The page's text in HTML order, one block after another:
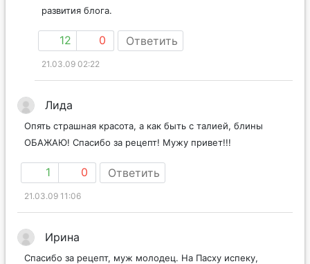
развития блога.
12 0 Ответить
21.03.09 02:22
Лида
Опять страшная красота, а как быть с талией, блины
ОБАЖАЮ! Спасибо за рецепт! Мужу привет!!!
1 0 Ответить
21.03.09 11:06
Ирина
Спасибо за рецепт, муж молодец. На Пасху испеку,